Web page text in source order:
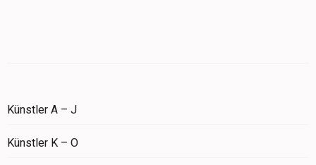
Künstler A – J
Künstler K – O